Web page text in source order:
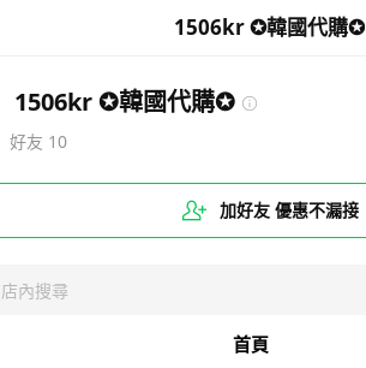
1506kr ✪韓國代購✪
1506kr ✪韓國代購✪
好友 10
加好友 優惠不漏接
首頁